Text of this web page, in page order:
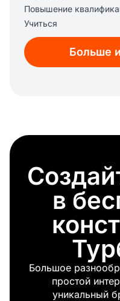
Повышение
Учиться
Знание
Больше
в
Большое
простой
уникальный